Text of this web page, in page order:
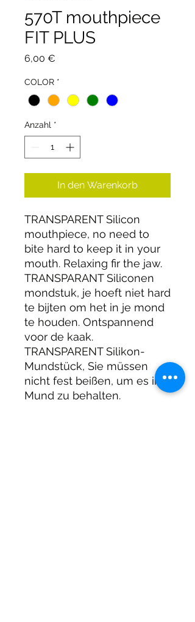
570T mouthpiece
FIT PLUS
6,00 €
COLOR *
Anzahl *
In den Warenkorb
TRANSPARENT Silicon
mouthpiece, no need to
bite hard to keep it in your
mouth. Relaxing fir the jaw.
TRANSPARANT Siliconen
mondstuk, je hoeft niet hard
te bijten om het in je mond
te houden. Ontspannend
voor de kaak.
TRANSPARENT Silikon-
Mundstück, Sie müssen
nicht fest beißen, um es im
Mund zu behalten.